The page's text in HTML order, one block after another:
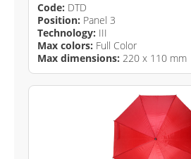
Code: DTD
Position: Panel 3
Technology: III
Max colors: Full Color
Max dimensions: 220 x 110 mm